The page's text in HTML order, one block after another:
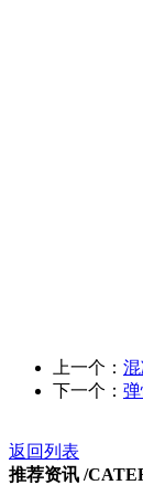
上一个：
下一个：
返回列表
推荐资讯 /